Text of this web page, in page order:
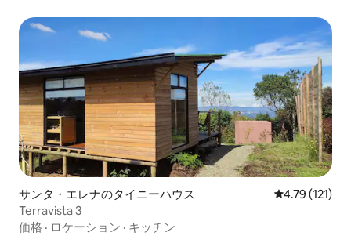
サンタ・エレナのタイニーハウス レビュー121
4.79 (121)
Terravista 3
価格 · ロケーション · キッチン